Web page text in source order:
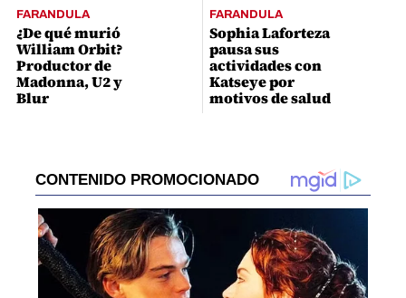
FARANDULA
¿De qué murió
William Orbit?
Productor de
Madonna, U2 y
Blur
FARANDULA
Sophia Laforteza
pausa sus
actividades con
Katseye por
motivos de salud